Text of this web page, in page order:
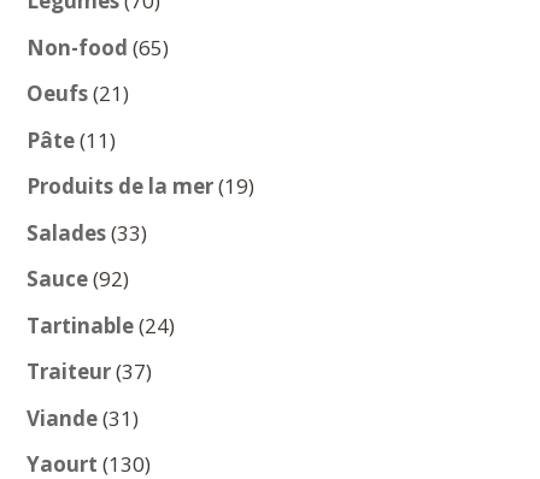
produits
Non-food 6565
Oeufs 2121
Pâte 1111
produits
Produits de la mer 1919
Salades 3333
Sauce 9292
produits
Tartinable 2424
Traiteur 3737
Viande 3131
produits
Yaourt 130130